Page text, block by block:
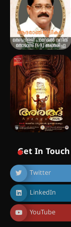
Get In Touch
Twitter
LinkedIn
YouTube